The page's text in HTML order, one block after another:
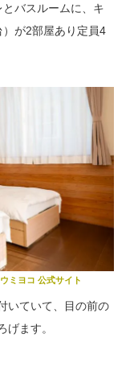
バスルームに、キ
が2部屋あり定員4
ミヨコ 公式サイト
いていて、目の前の
げます。